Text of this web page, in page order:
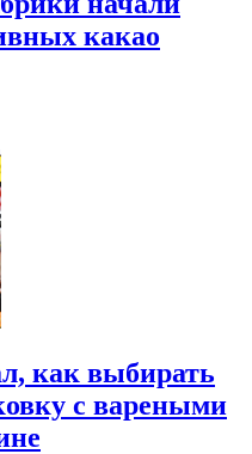
какао
как выбирать
с вареными